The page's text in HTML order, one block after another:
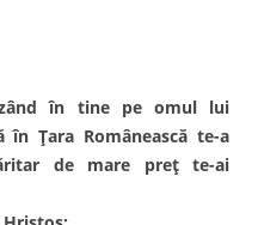
în tine pe omul lui
în Țara Românească te-a
de mare preț te-ai